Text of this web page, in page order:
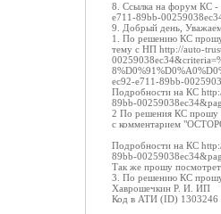
8. Ссылка на форум КС -
e711-89bb-
9. Добрый день,
1. По решению КС
тему с НП http://auto-
ec92-e711-89bb-
Подробности на КС
89bb-
2 По решения КС прошу
с комментарием
Подробности на КС
89bb-
Так же прошу
3. По решению КС прошу
Хаврошечкин Р. И. ИП
Код в АТИ (ID) 1303246